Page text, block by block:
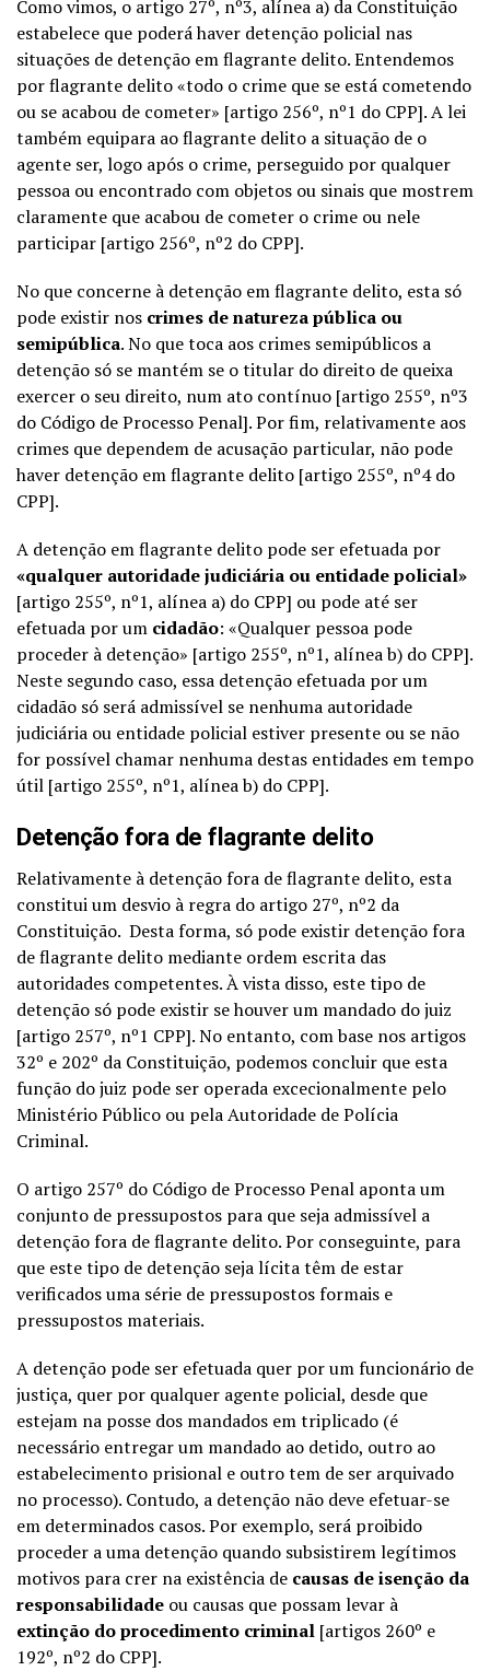
Como vimos, o artigo 27º, nº3, alínea a) da Constituição
estabelece que poderá haver detenção policial nas
situações de detenção em flagrante delito. Entendemos
por flagrante delito «todo o crime que se está cometendo
ou se acabou de cometer» [artigo 256º, nº1 do CPP]. A lei
também equipara ao flagrante delito a situação de o
agente ser, logo após o crime, perseguido por qualquer
pessoa ou encontrado com objetos ou sinais que mostrem
claramente que acabou de cometer o crime ou nele
participar [artigo 256º, nº2 do CPP].
No que concerne à detenção em flagrante delito, esta só
pode existir nos crimes de natureza pública ou
semipública. No que toca aos crimes semipúblicos a
detenção só se mantém se o titular do direito de queixa
exercer o seu direito, num ato contínuo [artigo 255º, nº3
do Código de Processo Penal]. Por fim, relativamente aos
crimes que dependem de acusação particular, não pode
haver detenção em flagrante delito [artigo 255º, nº4 do
CPP].
A detenção em flagrante delito pode ser efetuada por
«qualquer autoridade judiciária ou entidade policial»
[artigo 255º, nº1, alínea a) do CPP] ou pode até ser
efetuada por um cidadão: «Qualquer pessoa pode
proceder à detenção» [artigo 255º, nº1, alínea b) do CPP].
Neste segundo caso, essa detenção efetuada por um
cidadão só será admissível se nenhuma autoridade
judiciária ou entidade policial estiver presente ou se não
for possível chamar nenhuma destas entidades em tempo
útil [artigo 255º, nº1, alínea b) do CPP].
Detenção fora de flagrante delito
Relativamente à detenção fora de flagrante delito, esta
constitui um desvio à regra do artigo 27º, nº2 da
Constituição. Desta forma, só pode existir detenção fora
de flagrante delito mediante ordem escrita das
autoridades competentes. À vista disso, este tipo de
detenção só pode existir se houver um mandado do juiz
[artigo 257º, nº1 CPP]. No entanto, com base nos artigos
32º e 202º da Constituição, podemos concluir que esta
função do juiz pode ser operada excecionalmente pelo
Ministério Público ou pela Autoridade de Polícia
Criminal.
O artigo 257º do Código de Processo Penal aponta um
conjunto de pressupostos para que seja admissível a
detenção fora de flagrante delito. Por conseguinte, para
que este tipo de detenção seja lícita têm de estar
verificados uma série de pressupostos formais e
pressupostos materiais.
A detenção pode ser efetuada quer por um funcionário de
justiça, quer por qualquer agente policial, desde que
estejam na posse dos mandados em triplicado (é
necessário entregar um mandado ao detido, outro ao
estabelecimento prisional e outro tem de ser arquivado
no processo). Contudo, a detenção não deve efetuar-se
em determinados casos. Por exemplo, será proibido
proceder a uma detenção quando subsistirem legítimos
motivos para crer na existência de causas de isenção da
responsabilidade ou causas que possam levar à
extinção do procedimento criminal [artigos 260º e
192º, nº2 do CPP].